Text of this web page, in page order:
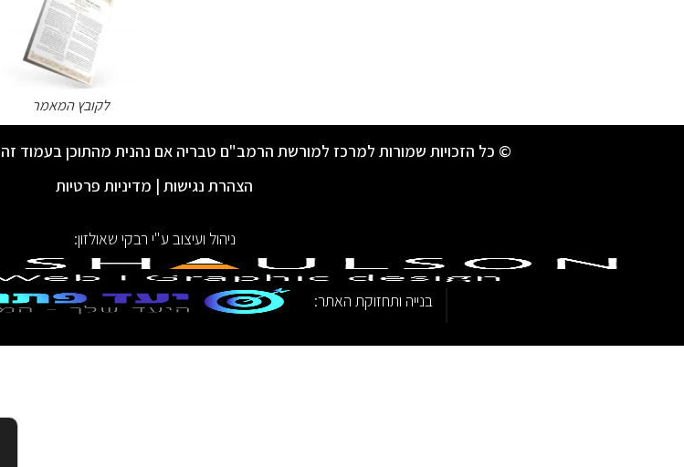
לקובץ המאמר
© כל הזכויות שמורות למרכז למורשת הרמב"ם טבריה אם נהנית מהתוכן בעמוד
הצהרת נגישות | מדיניות פרטיות
ניהול ועיצוב ע"י רבקי שאולזון:
בנייה ותחזוקת האתר: